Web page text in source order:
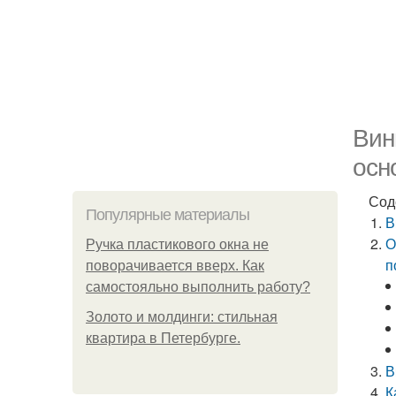
Популярные материалы
Ручка пластикового окна не
поворачивается вверх. Как
самостояльно выполнить работу?
Золото и молдинги: стильная
квартира в Петербурге.